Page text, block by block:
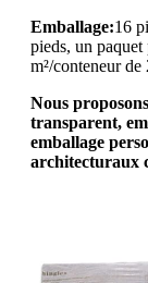
Emballage:16
pieds, un
m²/conteneur de
Nous
transparent,
emballage
architecturaux